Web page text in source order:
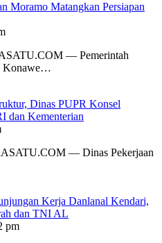
Moramo Matangkan Persiapan
— Pemerintah
Konawe…
Dinas PUPR Konsel
dan Kementerian
— Dinas Pekerjaan
Kerja Danlanal Kendari,
dan TNI AL
pm